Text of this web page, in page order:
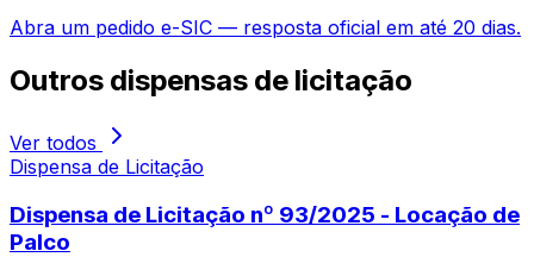
Abra um pedido e-SIC — resposta oficial em até 20 dias.
Outros dispensas de licitação
Ver todos
Dispensa de Licitação
Dispensa de Licitação nº 93/2025 - Locação de
Palco